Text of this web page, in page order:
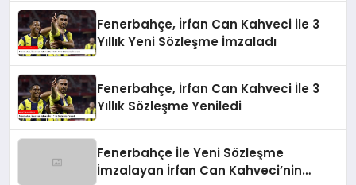
Fenerbahçe, İrfan Can Kahveci ile 3
Yıllık Yeni Sözleşme İmzaladı
Fenerbahçe, İrfan Can Kahveci İle 3
Yıllık Sözleşme Yeniledi
Fenerbahçe İle Yeni Sözleşme
İmzalayan İrfan Can Kahveci’nin